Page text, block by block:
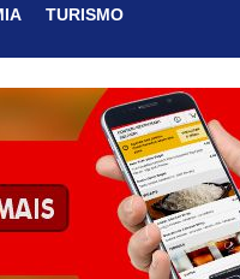
TURISMO